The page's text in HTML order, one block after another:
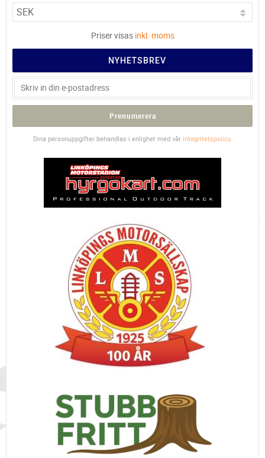
Priser visas inkl. moms
NYHETSBREV
Prenumerera
Dina personuppgifter behandlas i enlighet med vår integritetspolicy.